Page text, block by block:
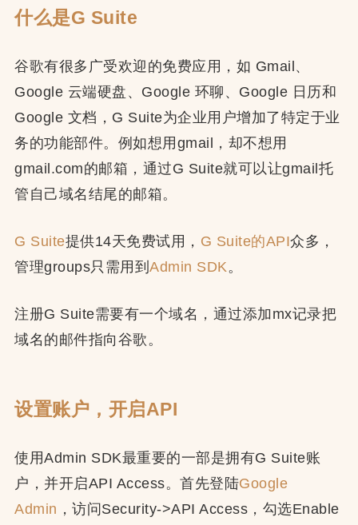
什么是G Suite
谷歌有很多广受欢迎的免费应用，如 Gmail、
Google 云端硬盘、Google 环聊、Google 日历和
Google 文档，G Suite为企业用户增加了特定于业
务的功能部件。例如想用gmail，却不想用
gmail.com的邮箱，通过G Suite就可以让gmail托
管自己域名结尾的邮箱。
G Suite提供14天免费试用， G Suite的API众多，
管理groups只需用到 Admin SDK 。
注册G Suite需要有一个域名，通过添加mx记录把
域名的邮件指向谷歌。
设置账户，开启API
使用Admin SDK最重要的一部是拥有G Suite账
户，并开启API Access。首先登陆Google
Admin ，访问Security->API Access，勾选Enable